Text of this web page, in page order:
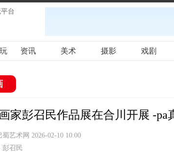
台
资讯 美术 摄影 戏剧
家彭召民作品展在合川开展 -pa
蜀艺术网 2026-02-10 10:00
彭召民